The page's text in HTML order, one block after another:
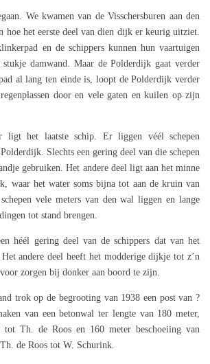
We kwamen van de Visschersburen aan den
hoe het eerste deel van dien dijk er keurig uitziet.
en de schippers kunnen hun vaartuigen
stukje damwand. Maar de Polderdijk gaat verder
al lang ten einde is, loopt de Polderdijk verder
door en vele gaten en kuilen op zijn
ligt het laatste schip. Er liggen véél schepen
Slechts een gering deel van die schepen
gebruiken. Het andere deel ligt aan het minne
waar het water soms bijna tot aan de kruin van
vele meters van den wal liggen en lange
tot stand brengen.
héél gering deel van de schippers dat van het
andere deel heeft het modderige dijkje tot z’n
zorgen bij donker aan boord te zijn.
trok op de begrooting van 1938 een post van ?
van een betonwal ter lengte van 180 meter,
Th. de Roos en 160 meter beschoeiing van
de Roos tot W. Schurink.